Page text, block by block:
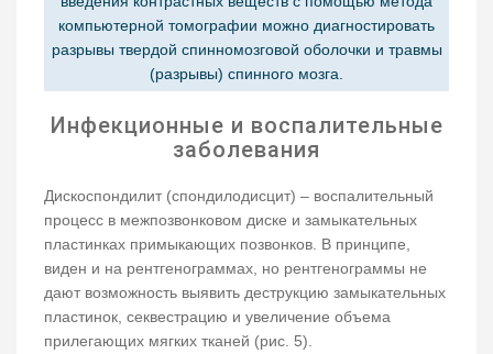
компьютерной томографии можно диагностировать
разрывы твердой спинномозговой оболочки и травмы
(разрывы) спинного мозга.
Инфекционные и воспалительные
заболевания
Дискоспондилит (спондилодисцит) – воспалительный
процесс в межпозвонковом диске и замыкательных
пластинках примыкающих позвонков. В принципе,
виден и на рентгенограммах, но рентгенограммы не
дают возможность выявить деструкцию замыкательных
пластинок, секвестрацию и увеличение объема
прилегающих мягких тканей (рис. 5).